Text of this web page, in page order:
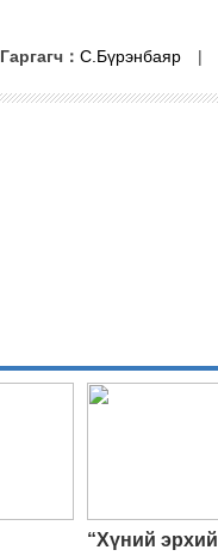
Гаргагч： С.Бүрэнбаяр |
“Хүний